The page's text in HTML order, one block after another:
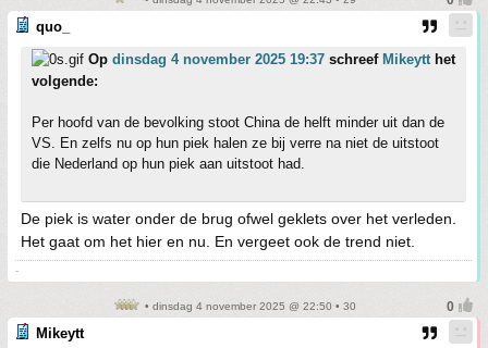
quo_
Op dinsdag 4 november 2025 19:37 schreef Mikeytt het
volgende:
Per hoofd van de bevolking stoot China de helft minder uit dan de
VS. En zelfs nu op hun piek halen ze bij verre na niet de uitstoot
die Nederland op hun piek aan uitstoot had.
De piek is water onder de brug ofwel geklets over het verleden.
Het gaat om het hier en nu. En vergeet ook de trend niet.
-
• dinsdag 4 november 2025 @ 22:50 • 30
Mikeytt